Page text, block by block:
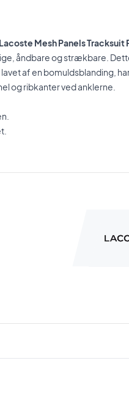
Mesh Panels Tracksuit
åndbare og strækbare.
af en bomuldsblanding,
og ribkanter ved anklerne.